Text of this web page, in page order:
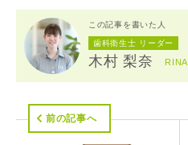
この記事を書いた人
歯科衛生士 リーダー
木村 梨奈
前の記事へ